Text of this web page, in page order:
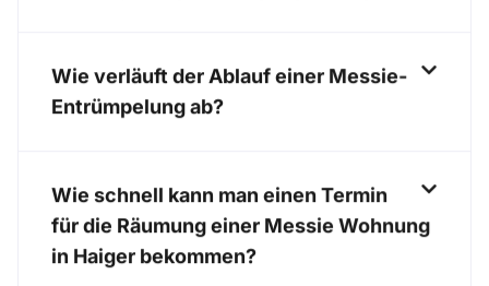
Wie verläuft der Ablauf einer Messie-
Entrümpelung ab?
Wie schnell kann man einen Termin
für die Räumung einer Messie Wohnung
in Haiger bekommen?